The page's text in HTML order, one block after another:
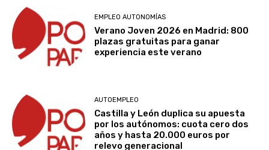
EMPLEO AUTONOMÍAS
Verano Joven 2026 en Madrid: 800
plazas gratuitas para ganar
experiencia este verano
AUTOEMPLEO
Castilla y León duplica su apuesta
por los autónomos: cuota cero dos
años y hasta 20.000 euros por
relevo generacional